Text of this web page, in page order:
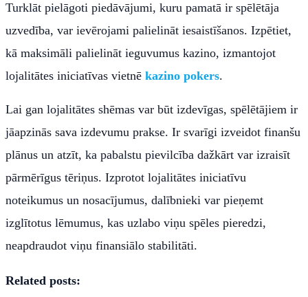
Turklāt pielāgoti piedāvājumi, kuru pamatā ir spēlētāja
uzvedība, var ievērojami palielināt iesaistīšanos. Izpētiet,
kā maksimāli palielināt ieguvumus kazino, izmantojot
lojalitātes iniciatīvas vietnē kazino pokers.
Lai gan lojalitātes shēmas var būt izdevīgas, spēlētājiem ir
jāapzinās sava izdevumu prakse. Ir svarīgi izveidot finanšu
plānus un atzīt, ka pabalstu pievilcība dažkārt var izraisīt
pārmērīgus tēriņus. Izprotot lojalitātes iniciatīvu
noteikumus un nosacījumus, dalībnieki var pieņemt
izglītotus lēmumus, kas uzlabo viņu spēles pieredzi,
neapdraudot viņu finansiālo stabilitāti.
Related posts: